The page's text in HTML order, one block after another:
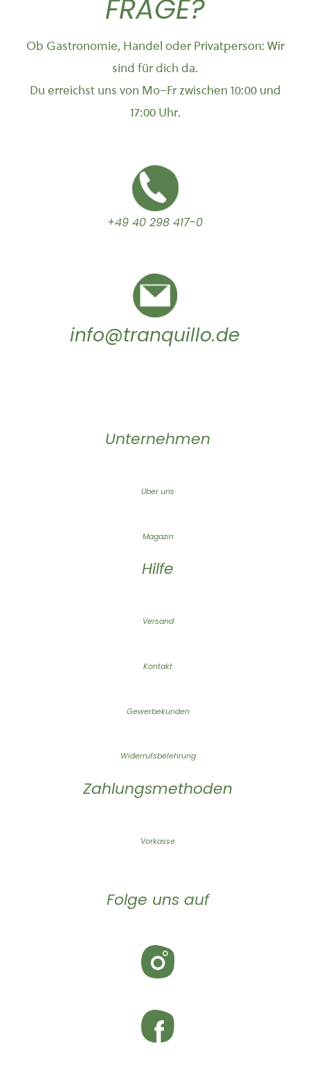
FRAGE?
Ob Gastronomie, Handel oder Privatperson: Wir
sind für dich da.
Du erreichst uns von Mo–Fr zwischen 10:00 und
17:00 Uhr.
+49 40 298 417-0
info@tranquillo.de
Unternehmen
Über uns
Magazin
Hilfe
Versand
Kontakt
Gewerbekunden
Widerrufsbelehrung
Zahlungsmethoden
Vorkasse
Folge uns auf